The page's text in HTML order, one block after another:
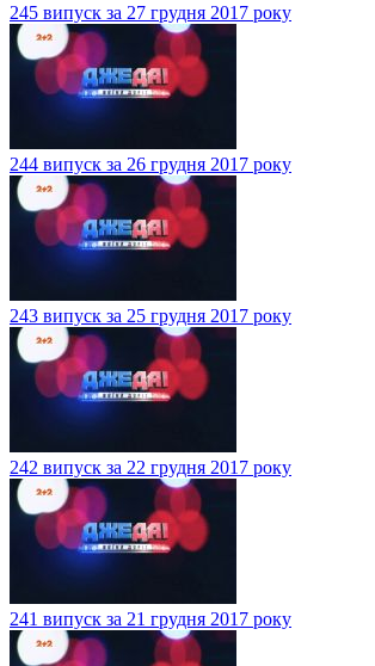
245 випуск за 27 грудня 2017 року
244 випуск за 26 грудня 2017 року
243 випуск за 25 грудня 2017 року
242 випуск за 22 грудня 2017 року
241 випуск за 21 грудня 2017 року